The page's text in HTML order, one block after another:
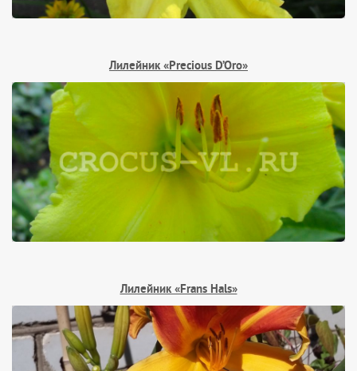
Лилейник «Precious D’Oro»
Лилейник «Frans Hals»